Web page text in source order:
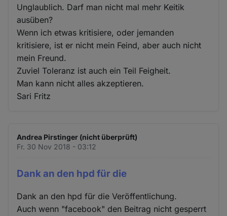
Unglaublich. Darf man nicht mal mehr Keitik
ausüben?
Wenn ich etwas kritisiere, oder jemanden
kritisiere, ist er nicht mein Feind, aber auch nicht
mein Freund.
Zuviel Toleranz ist auch ein Teil Feigheit.
Man kann nicht alles akzeptieren.
Sari Fritz
Andrea Pirstinger (nicht überprüft)
Fr. 30 Nov 2018 - 03:12
Dank an den hpd für die
Dank an den hpd für die Veröffentlichung.
Auch wenn "facebook" den Beitrag nicht gesperrt